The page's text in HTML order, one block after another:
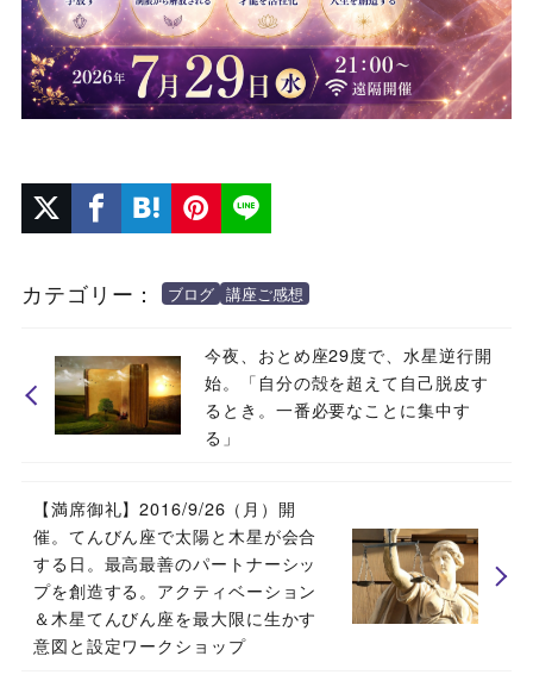
カテゴリー： ブログ 講座ご感想
今夜、おとめ座29度で、水星逆行開
始。「自分の殻を超えて自己脱皮す
るとき。一番必要なことに集中す
る」
【満席御礼】2016/9/26（月）開
催。てんびん座で太陽と木星が会合
する日。最高最善のパートナーシッ
プを創造する。アクティベーション
＆木星てんびん座を最大限に生かす
意図と設定ワークショップ